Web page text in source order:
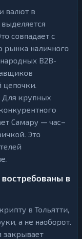
валют в
совпадает с
рынка наличного
B2B-
цепочки.
Для крупных
Самару — час–
Это
в
в Тольятти,
а не наоборот.
закрывает